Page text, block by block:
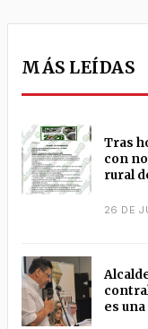
MÁS LEÍDAS
Tras
con
rural
26 DE
es